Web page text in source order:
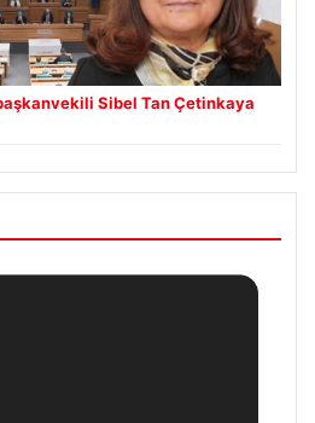
Sibel Tan Çetinkaya